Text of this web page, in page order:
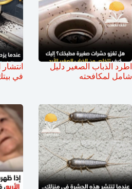
اطرد الذباب الصغير دليل
شامل لمكافحته
في